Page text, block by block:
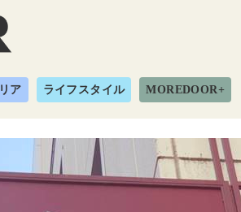
ア ライフスタイル MOREDOOR+